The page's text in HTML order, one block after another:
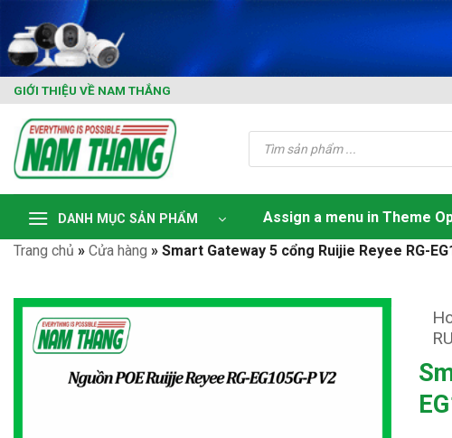
content
GIỚI THIỆU VỀ NAM THẮNG
Tìm
kiếm
phẩm
DANH MỤC SẢN PHẨM Assign a menu in Theme
Trang chủ » Cửa hàng » Smart Gateway 5 cổng Ruijie Reyee RG-